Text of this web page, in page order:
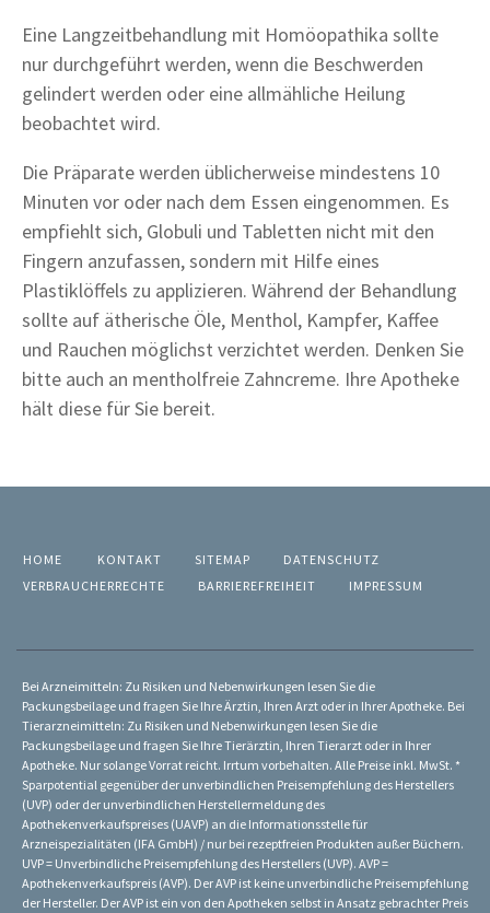
Eine Langzeitbehandlung mit Homöopathika sollte
nur durchgeführt werden, wenn die Beschwerden
gelindert werden oder eine allmähliche Heilung
beobachtet wird.
Die Präparate werden üblicherweise mindestens 10
Minuten vor oder nach dem Essen eingenommen. Es
empfiehlt sich, Globuli und Tabletten nicht mit den
Fingern anzufassen, sondern mit Hilfe eines
Plastiklöffels zu applizieren. Während der Behandlung
sollte auf ätherische Öle, Menthol, Kampfer, Kaffee
und Rauchen möglichst verzichtet werden. Denken Sie
bitte auch an mentholfreie Zahncreme. Ihre Apotheke
hält diese für Sie bereit.
HOME KONTAKT SITEMAP
DATENSCHUTZ
VERBRAUCHERRECHTE
BARRIEREFREIHEIT IMPRESSUM
Bei Arzneimitteln: Zu Risiken und Nebenwirkungen lesen Sie die
Packungsbeilage und fragen Sie Ihre Ärztin, Ihren Arzt oder in Ihrer Apotheke. Bei
Tierarzneimitteln: Zu Risiken und Nebenwirkungen lesen Sie die
Packungsbeilage und fragen Sie Ihre Tierärztin, Ihren Tierarzt oder in Ihrer
Apotheke. Nur solange Vorrat reicht. Irrtum vorbehalten. Alle Preise inkl. MwSt. *
Sparpotential gegenüber der unverbindlichen Preisempfehlung des Herstellers
(UVP) oder der unverbindlichen Herstellermeldung des
Apothekenverkaufspreises (UAVP) an die Informationsstelle für
Arzneispezialitäten (IFA GmbH) / nur bei rezeptfreien Produkten außer Büchern.
UVP = Unverbindliche Preisempfehlung des Herstellers (UVP). AVP =
Apothekenverkaufspreis (AVP). Der AVP ist keine unverbindliche Preisempfehlung
der Hersteller. Der AVP ist ein von den Apotheken selbst in Ansatz gebrachter Preis